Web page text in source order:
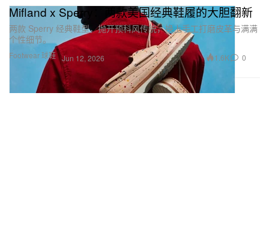
Footwear 球鞋
Mifland x Sperry：两款美国经典鞋履的大胆翻新
两款 Sperry 经典鞋型，抛开预科风传统，换上手工打磨皮革与满满
个性细节。
Jun 12, 2026 1.6K 0